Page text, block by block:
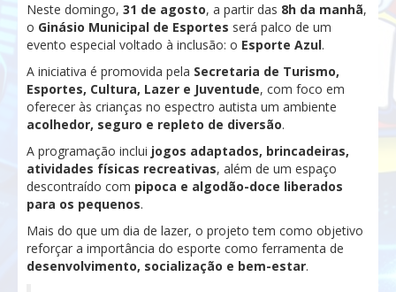
Neste domingo, 31 de agosto, a partir das 8h da manhã,
o Ginásio Municipal de Esportes será palco de um
evento especial voltado à inclusão: o Esporte Azul.
A iniciativa é promovida pela Secretaria de Turismo,
Esportes, Cultura, Lazer e Juventude, com foco em
oferecer às crianças no espectro autista um ambiente
acolhedor, seguro e repleto de diversão.
A programação inclui jogos adaptados, brincadeiras,
atividades físicas recreativas, além de um espaço
descontraído com pipoca e algodão-doce liberados
para os pequenos.
Mais do que um dia de lazer, o projeto tem como objetivo
reforçar a importância do esporte como ferramenta de
desenvolvimento, socialização e bem-estar.